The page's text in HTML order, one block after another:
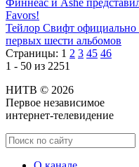
Финнеас и Ashe
Favors!
Тейлор Свифт официально
первых шести альбомов
Страницы: 1 2 3 45 46
1 - 50 из 2251
НИТВ © 2026
Первое независимое
интернет-телевидение